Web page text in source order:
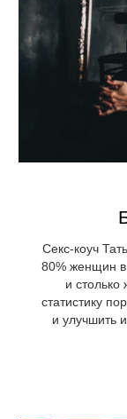
Секс-коуч
80% женщин в
и
статистику
и улучшить